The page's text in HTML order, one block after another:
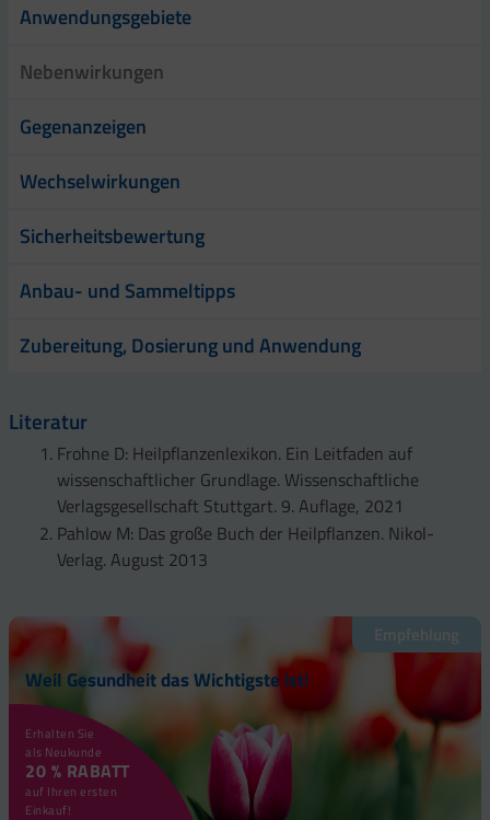
Anwendungsgebiete
Nebenwirkungen
Gegenanzeigen
Wechselwirkungen
Sicherheitsbewertung
Anbau- und Sammeltipps
Zubereitung, Dosierung und Anwendung
Literatur
Frohne D: Heilpflanzenlexikon. Ein Leitfaden auf
wissenschaftlicher Grundlage. Wissenschaftliche
Verlagsgesellschaft Stuttgart. 9. Auflage, 2021
Pahlow M: Das große Buch der Heilpflanzen. Nikol-
Verlag. August 2013
Empfehlung
Weil Gesundheit das Wichtigste ist!
Erhalten Sie
als Neukunde
20 % RABATT
auf Ihren ersten
Einkauf!